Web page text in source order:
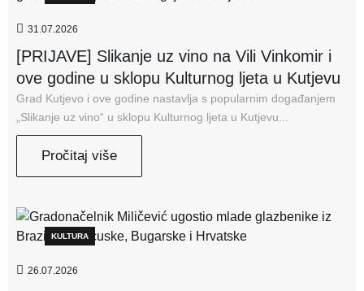
31.07.2026
[PRIJAVE] Slikanje uz vino na Vili Vinkomir i
ove godine u sklopu Kulturnog ljeta u Kutjevu
Grad Kutjevo i ove godine nastavlja s popularnim događanjem
„Slikanje uz vino“ u sklopu Kulturnog ljeta u Kutjevu...
Pročitaj više
KULTURA
26.07.2026